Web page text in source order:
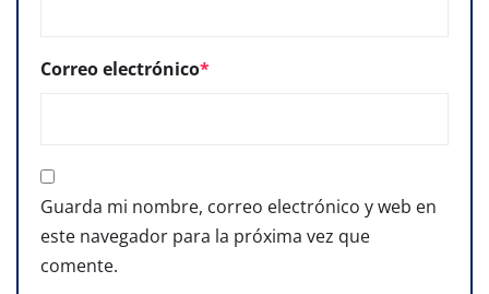
Correo electrónico*
Guarda mi nombre, correo electrónico y web en
este navegador para la próxima vez que
comente.